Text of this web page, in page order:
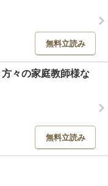
無料立読み
方々の家庭教師様な
無料立読み